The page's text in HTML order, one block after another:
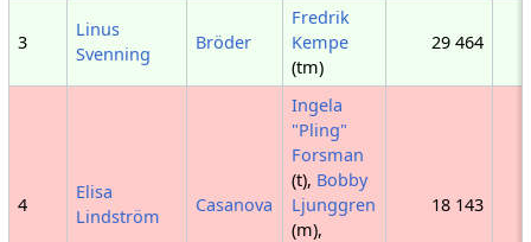
3
Linus
Svenning
Bröder
Fredrik
Kempe
(tm)
29 464
4
Elisa
Lindström
Casanova
Ingela
"Pling"
Forsman
(t), Bobby
Ljunggren
(m),
18 143